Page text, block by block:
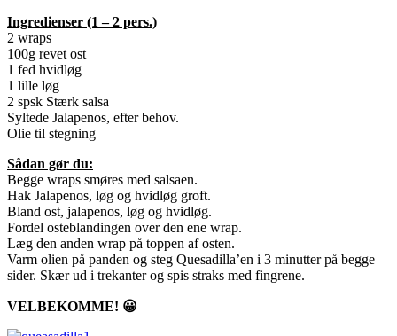
Ingredienser (1 – 2 pers.)
2 wraps
100g revet ost
1 fed hvidløg
1 lille løg
2 spsk Stærk salsa
Syltede Jalapenos, efter behov.
Olie til stegning
Sådan gør du:
Begge wraps smøres med salsaen.
Hak Jalapenos, løg og hvidløg groft.
Bland ost, jalapenos, løg og hvidløg.
Fordel osteblandingen over den ene wrap.
Læg den anden wrap på toppen af osten.
Varm olien på panden og steg Quesadilla’en i 3 minutter på begge
sider. Skær ud i trekanter og spis straks med fingrene.
VELBEKOMME! 😀